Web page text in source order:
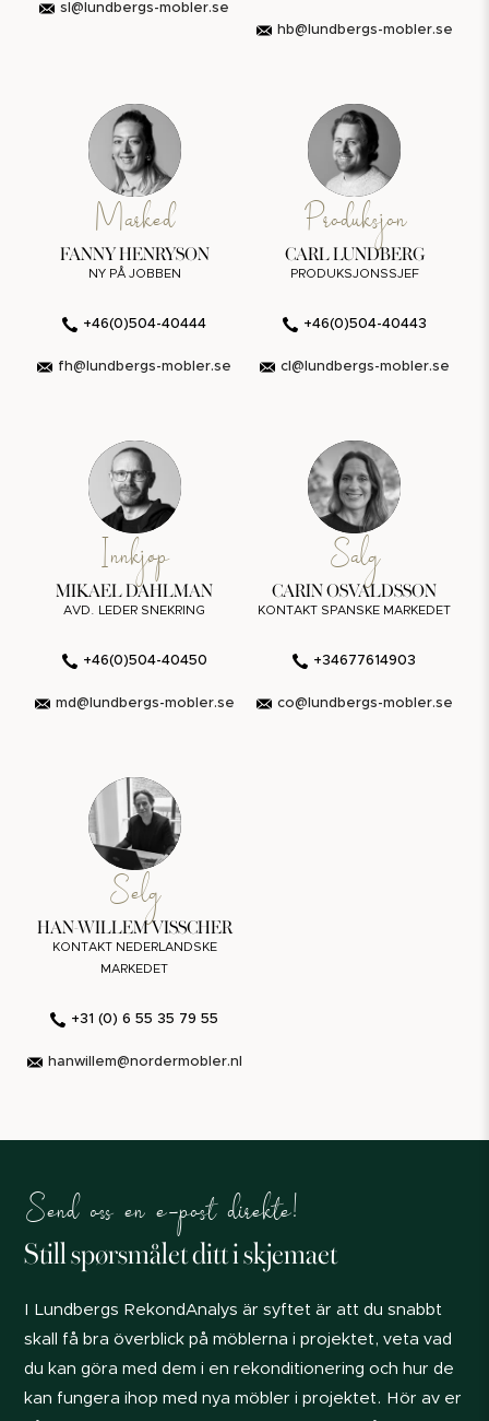
sl@lundbergs-mobler.se
hb@lundbergs-mobler.se
Marked
FANNY HENRYSON
NY PÅ JOBBEN
+46(0)504-40444
fh@lundbergs-mobler.se
Produksjon
CARL LUNDBERG
PRODUKSJONSSJEF
+46(0)504-40443
cl@lundbergs-mobler.se
Innkjøp
MIKAEL DAHLMAN
AVD. LEDER SNEKRING
+46(0)504-40450
md@lundbergs-mobler.se
Salg
CARIN OSVALDSSON
KONTAKT SPANSKE MARKEDET
+34677614903
co@lundbergs-mobler.se
Selg
HAN-WILLEM VISSCHER
KONTAKT NEDERLANDSKE
MARKEDET
+31 (0) 6 55 35 79 55
hanwillem@nordermobler.nl
Send oss en e-post direkte!
Still spørsmålet ditt i skjemaet
I Lundbergs RekondAnalys är syftet är att du snabbt
skall få bra överblick på möblerna i projektet, veta vad
du kan göra med dem i en rekonditionering och hur de
kan fungera ihop med nya möbler i projektet. Hör av er